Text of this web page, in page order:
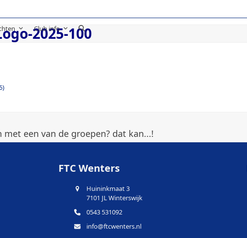
Club info
2025-100
een van de groepen? dat kan...!
FTC Wenters
Huininkmaat 3
7101 JL Winterswijk
0543 531092
info@ftcwenters.nl